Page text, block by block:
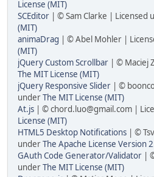
License (MIT)
SCEditor | © Sam Clarke | Licensed
(MIT)
animaDrag | © Abel Mohler |
(MIT)
jQuery Custom Scrollbar | © Maciej
The MIT License (MIT)
jQuery Responsive Slider | ©
underThe MIT License (MIT)
At.js | © chord.luo@gmail.com |
License (MIT)
HTML5 Desktop Notifications | ©
underThe Apache License Version
GAuth Code Generator/Validator |
underThe MIT License (MIT)